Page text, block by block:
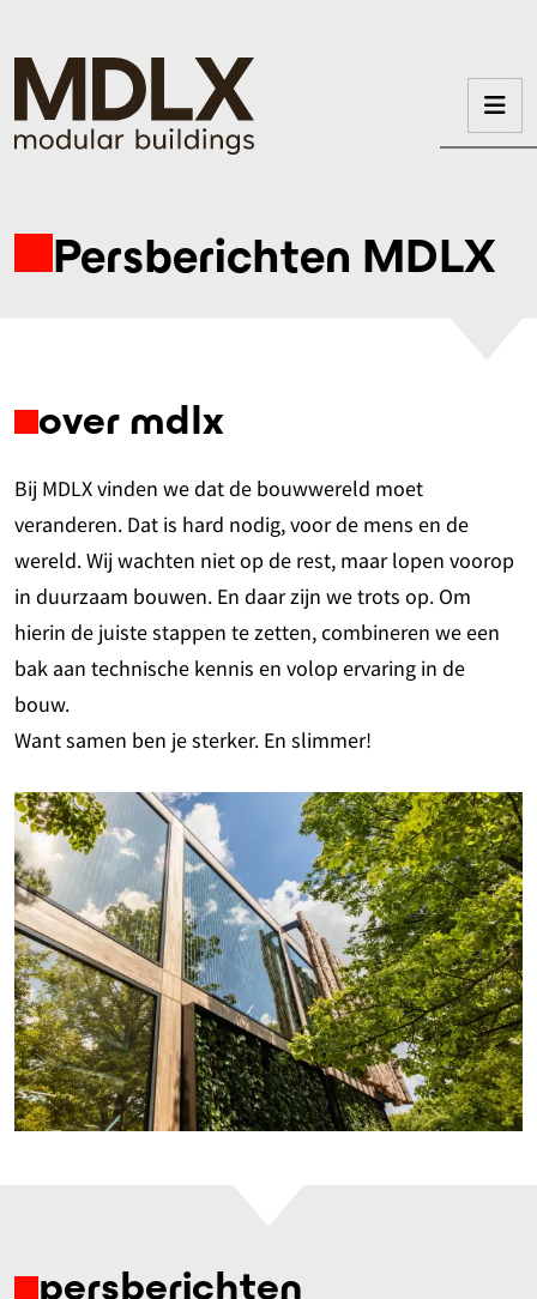
Persberichten MDLX
over mdlx
Bij MDLX vinden we dat de bouwwereld moet
veranderen. Dat is hard nodig, voor de mens en de
wereld. Wij wachten niet op de rest, maar lopen voorop
in duurzaam bouwen. En daar zijn we trots op. Om
hierin de juiste stappen te zetten, combineren we een
bak aan technische kennis en volop ervaring in de
bouw.
Want samen ben je sterker. En slimmer!
persberichten